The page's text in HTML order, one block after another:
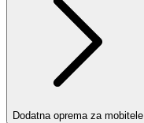
Dodatna oprema za mobitele